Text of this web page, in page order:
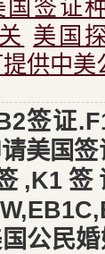
国签证
美国
供中美
签证
美国
,K1
公民